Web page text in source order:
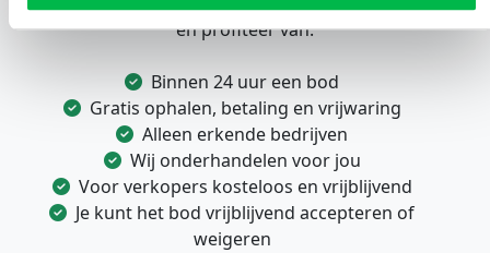
en profiteer van:
Binnen 24 uur een bod
Gratis ophalen, betaling en vrijwaring
Alleen erkende bedrijven
Wij onderhandelen voor jou
Voor verkopers kosteloos en vrijblijvend
Je kunt het bod vrijblijvend accepteren of
weigeren